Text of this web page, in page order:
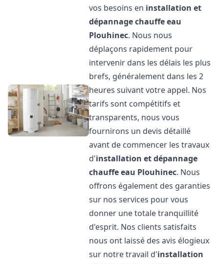
vos besoins en installation et
dépannage chauffe eau
Plouhinec. Nous nous
déplaçons rapidement pour
intervenir dans les délais les plus
brefs, généralement dans les 2
heures suivant votre appel. Nos
tarifs sont compétitifs et
transparents, nous vous
fournirons un devis détaillé
avant de commencer les travaux
d'installation et dépannage
chauffe eau Plouhinec. Nous
offrons également des garanties
sur nos services pour vous
donner une totale tranquillité
d'esprit. Nos clients satisfaits
nous ont laissé des avis élogieux
sur notre travail d'installation